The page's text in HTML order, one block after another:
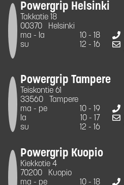
Powergrip Helsinki
Takkatie 18
00370
Helsinki
ma - la
10 - 18
su
12 - 16
Powergrip Tampere
Teiskontie 61
33560
Tampere
ma - pe
10 - 19
la
10 - 17
su
12 - 16
Powergrip Kuopio
Kiekkotie 4
70200
Kuopio
ma - pe
10 - 18